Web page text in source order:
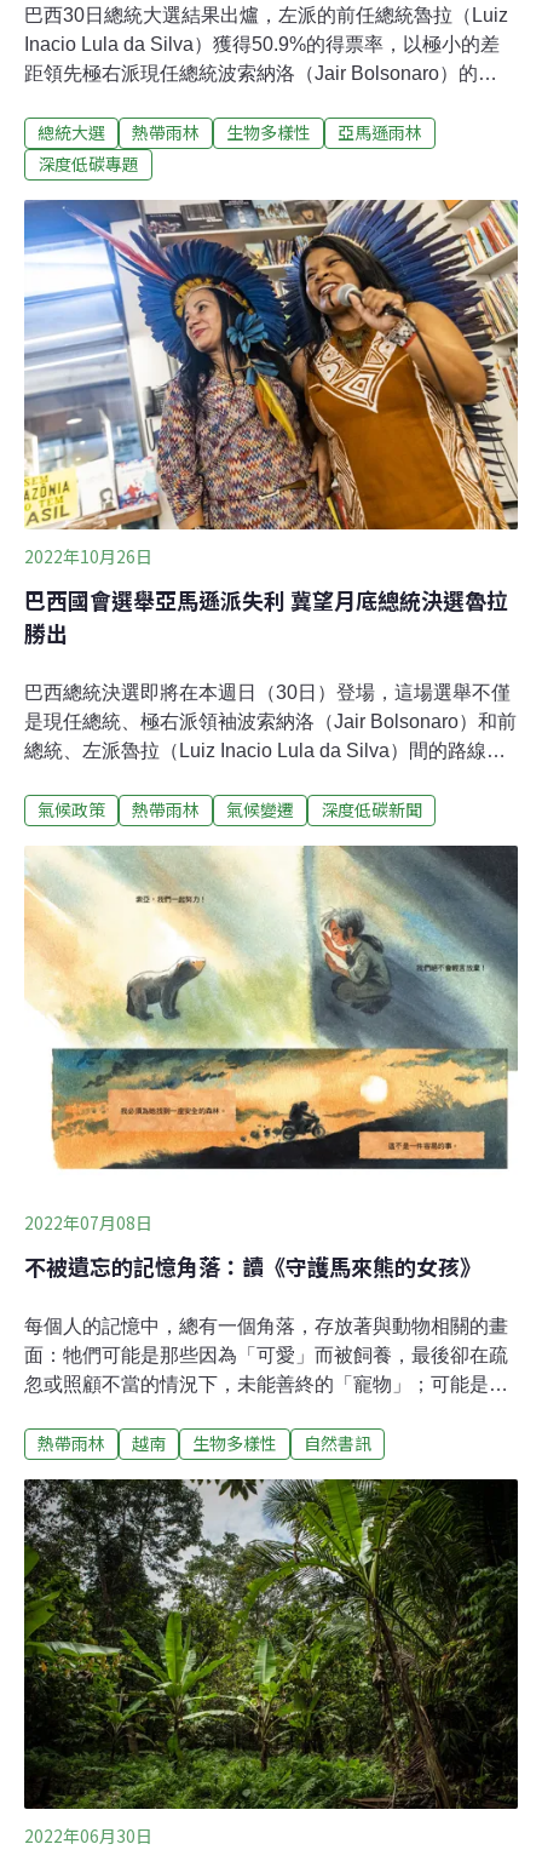
巴西30日總統大選結果出爐，左派的前任總統魯拉（Luiz
Inacio Lula da Silva）獲得50.9%的得票率，以極小的差
距領先極右派現任總統波索納洛（Jair Bolsonaro）的
舉後，魯拉表示，他將致力讓巴西再度團結。這場選舉是
左右翼陣營的對決，雙方政治、經濟、與環境政策迥異。
舉。《BBC》直接把亞馬遜列為世界應該關心這場大選的
三大理由之首，原因是波索納洛曾公開支持在亞馬遜的商
業勘探；在他任內，雨林砍伐增加近57%，若他再連任，
這個世界上最大的熱帶雨林恐受到威脅。
總統大選 熱帶雨林 生物多樣性
亞馬遜雨林
深度低碳專題
2022年10月26日
巴西國會選舉亞馬遜派失利 冀望月底總統決選魯拉
勝出
巴西總統決選即將在本週日（30日）登場，這場選舉不僅
是現任總統、極右派領袖波索納洛（Jair Bolsonaro）和前
總統、左派魯拉（Luiz Inacio Lula da Silva）間的路線對
第一輪總統選舉中，工黨的魯拉以48%得票率暫時領先自
選。魯拉任職總統期間，致力減少亞馬遜的非法砍伐與採
礦；波索納洛就職以來， 亞馬遜森林每年平均遭砍伐面積
比先前10年增加了75% 。值得關注的是，2日巴西同時也
進行了國會大選，結果由波索納洛的自由黨與右翼人士掌
握多數席次。亞馬遜也成了波索納洛的勢力範圍，當地知
名的環境人士與原住民代表必須改至其他省份參選才有希
望選上，護亞馬遜的團體只能將希望寄託在魯拉身上。
氣候政策 熱帶雨林 氣候變遷 深度低碳新聞
2022年07月08日
不被遺忘的記憶角落：讀《守護馬來熊的女孩》
每個人的記憶中，總有一個角落，存放著與動物相關的畫
面：牠們可能是那些因為「可愛」而被飼養，最後卻在疏
忽或照顧不當的情況下，未能善終的「寵物」；可能是在
故事裡因意外或疾病而死去，讓我們傷心落淚的動物角
化為模糊的背景，直到被徹底遺忘；但有時，感動或傷害
會停駐在我們心中，那些過不去的記憶，甚至可能影響與
改變日後的人生路徑。《守護馬來熊的女孩》的主角小
嫦，就是在八歲時偶然看到養熊場抽取膽汁的殘酷畫面，
從此立下志向，要成為一位動物保育員。從這個角度來
說，《守護馬來熊的女孩》既是描述一隻失去媽媽的小馬
來熊，如何回到野外的故事；更是描述一位對動物受虐畫
面念念不忘的女孩，如何來到野外的故事。因為忘不了童
年時那隻黑熊的痛苦嚎叫、以及被用暴力制服仰躺在地的
無助神情，她對自己許下承諾，不要再讓任何動物受到傷
害。而
熱帶雨林 越南 生物多樣性 自然書訊
2022年06月30日